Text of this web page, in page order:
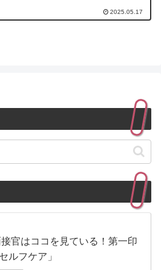
2025.05.17
接官はココを見ている！第一印
ルフケア」